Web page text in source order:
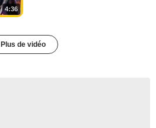
4:36
Plus de vidéo